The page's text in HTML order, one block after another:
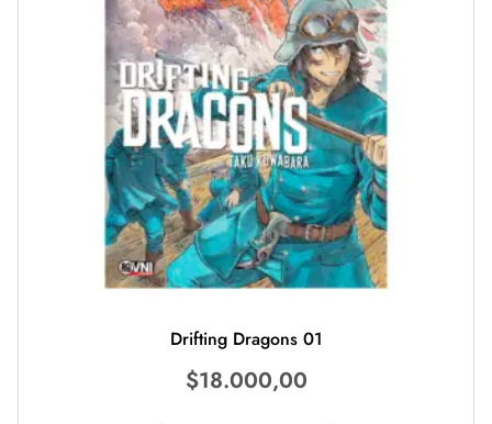
Drifting Dragons 01
$18.000,00